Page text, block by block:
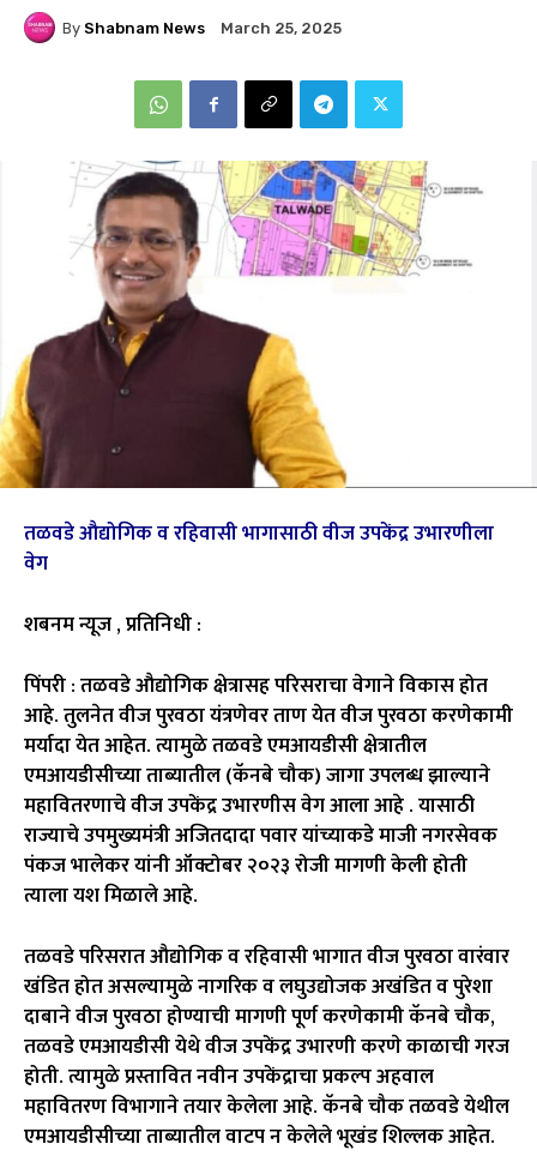
By Shabnam News March 25, 2025
तळवडे औद्योगिक व रहिवासी भागासाठी वीज उपकेंद्र उभारणीला
वेग
शबनम न्यूज , प्रतिनिधी :
पिंपरी : तळवडे औद्योगिक क्षेत्रासह परिसराचा वेगाने विकास होत
आहे. तुलनेत वीज पुरवठा यंत्रणेवर ताण येत वीज पुरवठा करणेकामी
मर्यादा येत आहेत. त्यामुळे तळवडे एमआयडीसी क्षेत्रातील
एमआयडीसीच्या ताब्यातील (कॅनबे चौक) जागा उपलब्ध झाल्याने
महावितरणाचे वीज उपकेंद्र उभारणीस वेग आला आहे . यासाठी
राज्याचे उपमुख्यमंत्री अजितदादा पवार यांच्याकडे माजी नगरसेवक
पंकज भालेकर यांनी ऑक्टोबर २०२३ रोजी मागणी केली होती
त्याला यश मिळाले आहे.
तळवडे परिसरात औद्योगिक व रहिवासी भागात वीज पुरवठा वारंवार
खंडित होत असल्यामुळे नागरिक व लघुउद्योजक अखंडित व पुरेशा
दाबाने वीज पुरवठा होण्याची मागणी पूर्ण करणेकामी कॅनबे चौक,
तळवडे एमआयडीसी येथे वीज उपकेंद्र उभारणी करणे काळाची गरज
होती. त्यामुळे प्रस्तावित नवीन उपकेंद्राचा प्रकल्प अहवाल
महावितरण विभागाने तयार केलेला आहे. कॅनबे चौक तळवडे येथील
एमआयडीसीच्या ताब्यातील वाटप न केलेले भूखंड शिल्लक आहेत.